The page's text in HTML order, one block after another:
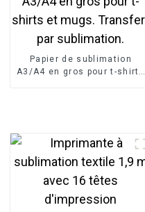
Papier de sublimation
A3/A4 en gros pour t-shirts